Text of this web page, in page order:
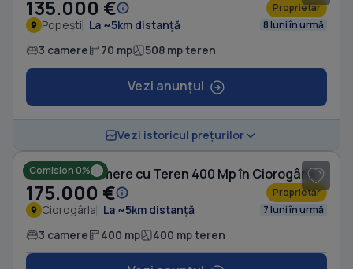
135.000 € Proprietar
Popești La ~5km distanță 8 luni în urmă
3 camere 70 mp 508 mp teren
Vezi anunțul
Vezi istoricul prețurilor
Comision 0%
Casă cu 3 camere cu Teren 400 Mp în Ciorogârla
175.000 € Proprietar
Ciorogârla La ~5km distanță 7 luni în urmă
3 camere 400 mp 400 mp teren